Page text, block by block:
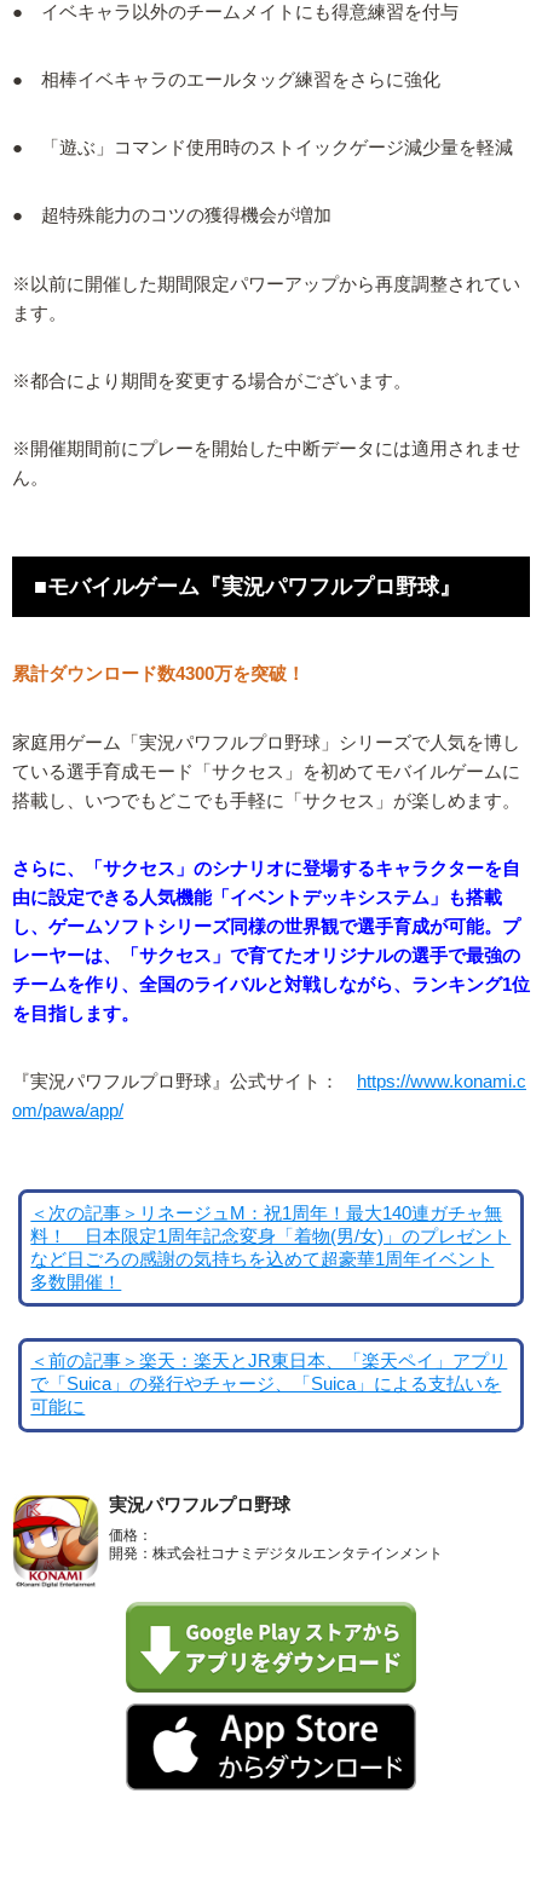
● イベキャラ以外のチームメイトにも得意練習を付与
● 相棒イベキャラのエールタッグ練習をさらに強化
● 「遊ぶ」コマンド使用時のストイックゲージ減少量を軽減
● 超特殊能力のコツの獲得機会が増加
※以前に開催した期間限定パワーアップから再度調整されてい
ます。
※都合により期間を変更する場合がございます。
※開催期間前にプレーを開始した中断データには適用されませ
ん。
■モバイルゲーム『実況パワフルプロ野球』
累計ダウンロード数4300万を突破！
家庭用ゲーム「実況パワフルプロ野球」シリーズで人気を博し
ている選手育成モード「サクセス」を初めてモバイルゲームに
搭載し、いつでもどこでも手軽に「サクセス」が楽しめます。
さらに、「サクセス」のシナリオに登場するキャラクターを自
由に設定できる人気機能「イベントデッキシステム」も搭載
し、ゲームソフトシリーズ同様の世界観で選手育成が可能。プ
レーヤーは、「サクセス」で育てたオリジナルの選手で最強の
チームを作り、全国のライバルと対戦しながら、ランキング1位
を目指します。
『実況パワフルプロ野球』公式サイト：
https://www.konami.c
om/pawa/app/
＜次の記事＞リネージュM：祝1周年！最大140連ガチャ無
料！ 日本限定1周年記念変身「着物(男/女)」のプレゼント
など日ごろの感謝の気持ちを込めて超豪華1周年イベント
多数開催！
＜前の記事＞楽天：楽天とJR東日本、「楽天ペイ」アプリ
で「Suica」の発行やチャージ、「Suica」による支払いを
可能に
実況パワフルプロ野球
価格：
開発：株式会社コナミデジタルエンタテインメント